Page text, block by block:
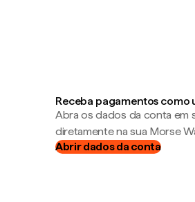
Receba pagamentos como
Abra os dados da conta em
diretamente na sua Morse
Abrir dados da conta